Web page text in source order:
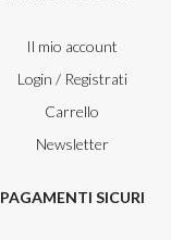
Il mio account
Login / Registrati
Carrello
Newsletter
PAGAMENTI SICURI